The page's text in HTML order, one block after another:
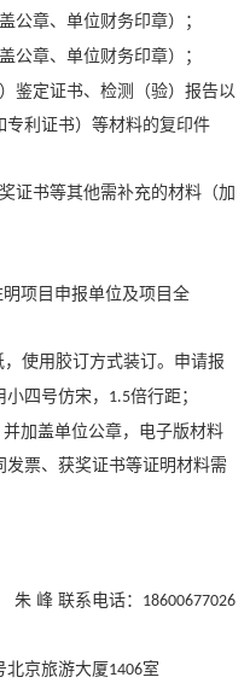
公章、单位财务印章）；
盖公章、单位财务印章）；
鉴定证书、检测（验）报告以
专利证书）等材料的复印件
证书等其他需补充的材料（加
项目申报单位及项目全
，使用胶订方式装订。申请报
四号仿宋， 1.5倍行距；
加盖单位公章，电子版材料
票、获奖证书等证明材料需
朱 峰 联系电话： 18600677026
北京旅游大厦1406室